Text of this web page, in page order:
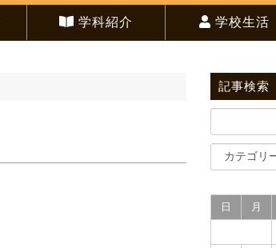
学科紹介 学校生活
記事検索
日 月